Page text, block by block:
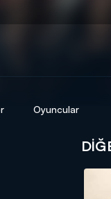
Oyuncular